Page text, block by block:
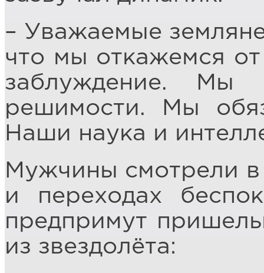
– Уважаемые
что мы откажемся
заблуждение. Мы
решимости. Мы
Наши наука и
Мужчины смотрели
и переходах
предпримут
из звездолёта: